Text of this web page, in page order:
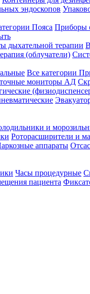
эндоскопов
Пояса Приборы
дыхательной терапии
(облучатели)
Все категории
мониторы АД
и
Роторасширители и
аппараты
Часы процедурные
пациента